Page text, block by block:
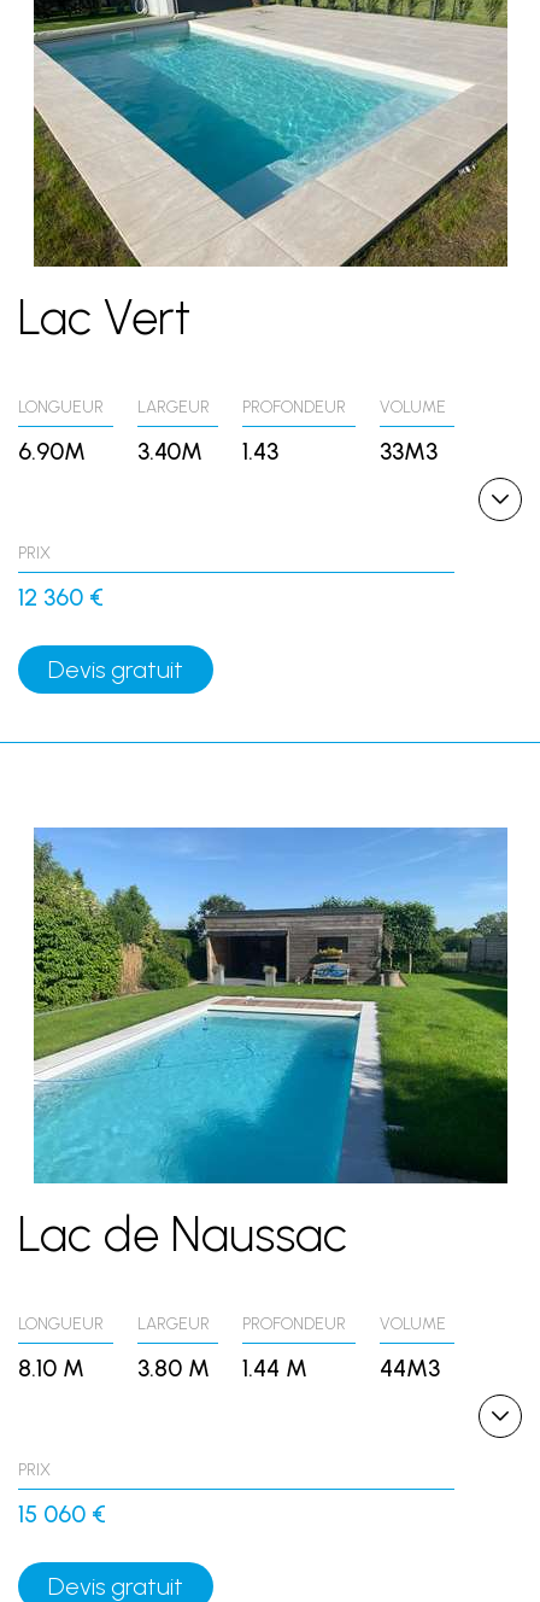
Lac Vert
LONGUEUR
6.90M
LARGEUR
3.40M
PROFONDEUR
1.43
VOLUME
33M3
PRIX
12 360 €
Devis gratuit
Lac de Naussac
LONGUEUR
8.10 M
LARGEUR
3.80 M
PROFONDEUR
1.44 M
VOLUME
44M3
PRIX
15 060 €
Devis gratuit